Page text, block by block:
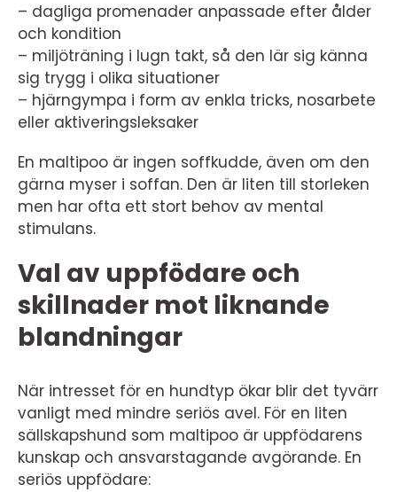
– dagliga promenader anpassade efter ålder
och kondition
– miljöträning i lugn takt, så den lär sig känna
sig trygg i olika situationer
– hjärngympa i form av enkla tricks, nosarbete
eller aktiveringsleksaker
En maltipoo är ingen soffkudde, även om den
gärna myser i soffan. Den är liten till storleken
men har ofta ett stort behov av mental
stimulans.
Val av uppfödare och
skillnader mot liknande
blandningar
När intresset för en hundtyp ökar blir det tyvärr
vanligt med mindre seriös avel. För en liten
sällskapshund som maltipoo är uppfödarens
kunskap och ansvarstagande avgörande. En
seriös uppfödare: